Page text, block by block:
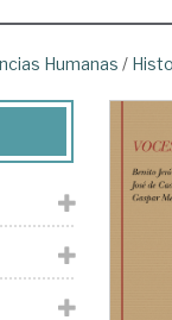
Humanas /